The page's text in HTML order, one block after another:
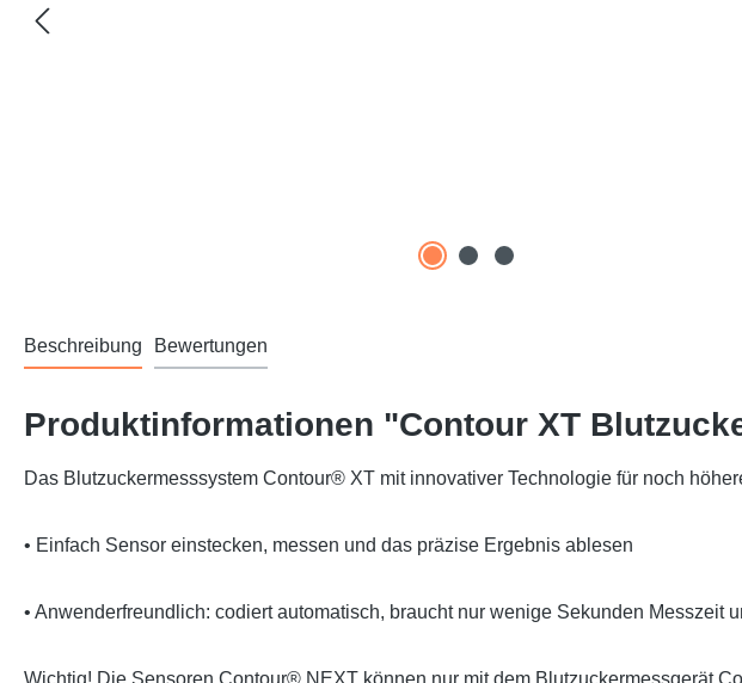
Beschreibung Bewertungen
Produktinformationen "Contour XT
Das Blutzuckermesssystem Contour® XT mit innovativer Technologie für noch
• Einfach Sensor einstecken, messen und das präzise Ergebnis ablesen
• Anwenderfreundlich: codiert automatisch, braucht nur wenige Sekunden Messzeit